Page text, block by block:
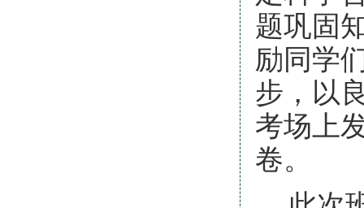
题巩固
励同学
步，以
考场上
卷。